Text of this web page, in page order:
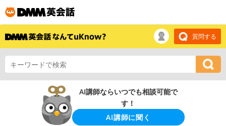
質問する
AI講師ならいつでも相談可能で
す！
AI講師に聞く